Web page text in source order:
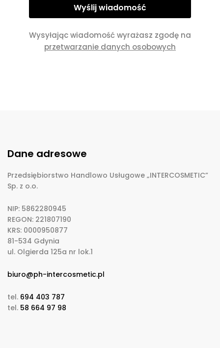
Wysyłając wiadomość wyrażasz zgodę na
przetwarzanie danych osobowych
Dane adresowe
Przedsiębiorstwo Handlowo Usługowe „INTERCOSMETIC”
Sp. z o.o.
NIP: 5862280945
REGON: 221807190
KRS: 0000950877
81-534 Gdynia
ul. Olgierda 125a nr lok.1
biuro@ph-intercosmetic.pl
tel. 694 403 787
tel. 58 664 97 98